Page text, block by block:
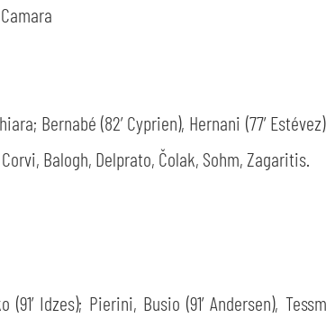
CERCA
Bernabé (82’ Cyprien), Hernani (77’
Balogh, Delprato, Čolak, Sohm, Zagaritis.
Idzes); Pierini, Busio (91’ Andersen),